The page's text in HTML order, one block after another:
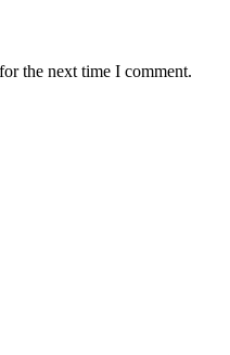
the next time I comment.